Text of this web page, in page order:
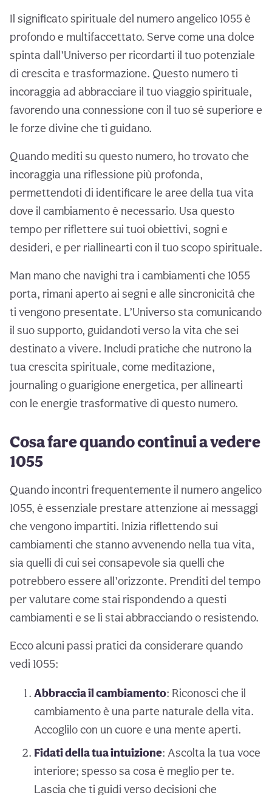
Il significato spirituale del numero angelico 1055 è
profondo e multifaccettato. Serve come una dolce
spinta dall’Universo per ricordarti il tuo potenziale
di crescita e trasformazione. Questo numero ti
incoraggia ad abbracciare il tuo viaggio spirituale,
favorendo una connessione con il tuo sé superiore e
le forze divine che ti guidano.
Quando mediti su questo numero, ho trovato che
incoraggia una riflessione più profonda,
permettendoti di identificare le aree della tua vita
dove il cambiamento è necessario. Usa questo
tempo per riflettere sui tuoi obiettivi, sogni e
desideri, e per riallinearti con il tuo scopo spirituale.
Man mano che navighi tra i cambiamenti che 1055
porta, rimani aperto ai segni e alle sincronicità che
ti vengono presentate. L’Universo sta comunicando
il suo supporto, guidandoti verso la vita che sei
destinato a vivere. Includi pratiche che nutrono la
tua crescita spirituale, come meditazione,
journaling o guarigione energetica, per allinearti
con le energie trasformative di questo numero.
Cosa fare quando continui a vedere
1055
Quando incontri frequentemente il numero angelico
1055, è essenziale prestare attenzione ai messaggi
che vengono impartiti. Inizia riflettendo sui
cambiamenti che stanno avvenendo nella tua vita,
sia quelli di cui sei consapevole sia quelli che
potrebbero essere all’orizzonte. Prenditi del tempo
per valutare come stai rispondendo a questi
cambiamenti e se li stai abbracciando o resistendo.
Ecco alcuni passi pratici da considerare quando
vedi 1055:
Abbraccia il cambiamento: Riconosci che il
cambiamento è una parte naturale della vita.
Accoglilo con un cuore e una mente aperti.
Fidati della tua intuizione: Ascolta la tua voce
interiore; spesso sa cosa è meglio per te.
Lascia che ti guidi verso decisioni che